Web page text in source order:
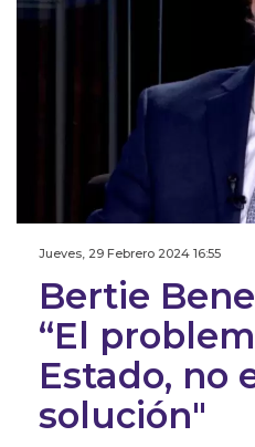
Jueves, 29 Febrero 2024 16:55
Bertie
“El
Estado, no
solución"